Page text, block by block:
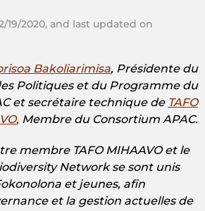
19/2020, and last updated on
Bakoliarimisa, Présidente du
Politiques et du Programme du
et secrétaire technique de TAFO
, Membre du Consortium APAC.
membre TAFO MIHAAVO et le
Network se sont unis
et jeunes, afin
et la gestion actuelles de